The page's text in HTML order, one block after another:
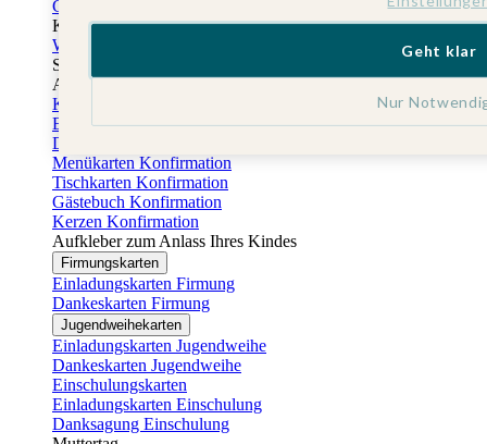
Gästebuch Taufe
Kartenbox Taufe
Willkommensschilder Taufe
Sticker Taufe
Absenderaufkleber Taufe
Konfirmationskarten
Einladungskarten Konfirmation
Danksagung Konfirmation
Menükarten Konfirmation
Tischkarten Konfirmation
Gästebuch Konfirmation
Kerzen Konfirmation
Aufkleber zum Anlass Ihres Kindes
Firmungskarten
Einladungskarten Firmung
Dankeskarten Firmung
Jugendweihekarten
Einladungskarten Jugendweihe
Dankeskarten Jugendweihe
Einschulungskarten
Einladungskarten Einschulung
Danksagung Einschulung
Nur
Geht klar